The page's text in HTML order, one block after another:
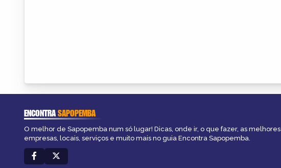
ENCONTRASAPOPEMBA
O melhor de Sapopemba num só lugar! Dicas, onde ir, o que fazer, as melhores
empresas, locais, serviços e muito mais no guia Encontra Sapopemba.